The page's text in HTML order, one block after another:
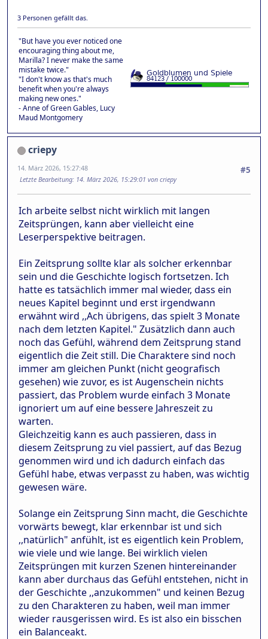
3 Personen gefällt das.
"But have you ever noticed one
encouraging thing about me,
Marilla? I never make the same
mistake twice."
"I don't know as that's much
benefit when you're always
making new ones."
- Anne of Green Gables, Lucy
Maud Montgomery
criepy
#5
14. März 2026, 15:27:48
Letzte Bearbeitung: 14. März 2026, 15:29:01 von criepy
Ich arbeite selbst nicht wirklich mit langen
Zeitsprüngen, kann aber vielleicht eine
Leserperspektive beitragen.
Ein Zeitsprung sollte klar als solcher erkennbar
sein und die Geschichte logisch fortsetzen. Ich
hatte es tatsächlich immer mal wieder, dass ein
neues Kapitel beginnt und erst irgendwann
erwähnt wird ,,Ach übrigens, das spielt 3 Monate
nach dem letzten Kapitel." Zusätzlich dann auch
noch das Gefühl, während dem Zeitsprung stand
eigentlich die Zeit still. Die Charaktere sind noch
immer am gleichen Punkt (nicht geografisch
gesehen) wie zuvor, es ist Augenschein nichts
passiert, das Problem wurde einfach 3 Monate
ignoriert um auf eine bessere Jahreszeit zu
warten.
Gleichzeitig kann es auch passieren, dass in
diesem Zeitsprung zu viel passiert, auf das Bezug
genommen wird und ich dadurch einfach das
Gefühl habe, etwas verpasst zu haben, was wichtig
gewesen wäre.
Solange ein Zeitsprung Sinn macht, die Geschichte
vorwärts bewegt, klar erkennbar ist und sich
,,natürlich" anfühlt, ist es eigentlich kein Problem,
wie viele und wie lange. Bei wirklich vielen
Zeitsprüngen mit kurzen Szenen hintereinander
kann aber durchaus das Gefühl entstehen, nicht in
der Geschichte ,,anzukommen" und keinen Bezug
zu den Charakteren zu haben, weil man immer
wieder rausgerissen wird. Es ist also ein bisschen
ein Balanceakt.